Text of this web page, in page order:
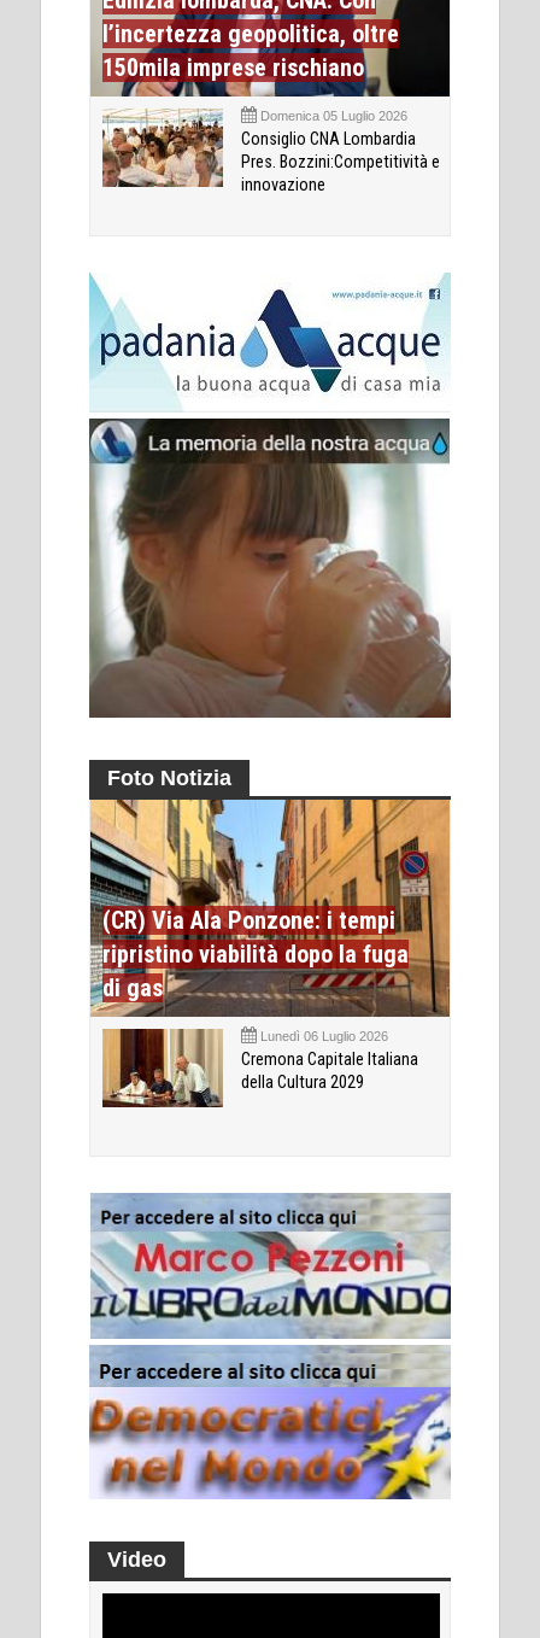
l’incertezza geopolitica, oltre
150mila imprese rischiano
Domenica 05 Luglio 2026
Consiglio CNA Lombardia
Pres. Bozzini:Competitività e
innovazione
Foto Notizia
(CR) Via Ala Ponzone: i tempi
ripristino viabilità dopo la fuga
di gas
Lunedì 06 Luglio 2026
Cremona Capitale Italiana
della Cultura 2029
Video